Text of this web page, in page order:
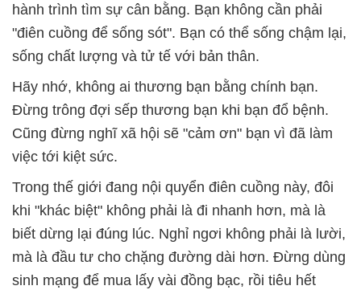
hành trình tìm sự cân bằng. Bạn không cần phải
"điên cuồng để sống sót". Bạn có thể sống chậm lại,
sống chất lượng và tử tế với bản thân.
Hãy nhớ, không ai thương bạn bằng chính bạn.
Đừng trông đợi sếp thương bạn khi bạn đổ bệnh.
Cũng đừng nghĩ xã hội sẽ "cảm ơn" bạn vì đã làm
việc tới kiệt sức.
Trong thế giới đang nội quyển điên cuồng này, đôi
khi "khác biệt" không phải là đi nhanh hơn, mà là
biết dừng lại đúng lúc. Nghỉ ngơi không phải là lười,
mà là đầu tư cho chặng đường dài hơn. Đừng dùng
sinh mạng để mua lấy vài đồng bạc, rồi tiêu hết